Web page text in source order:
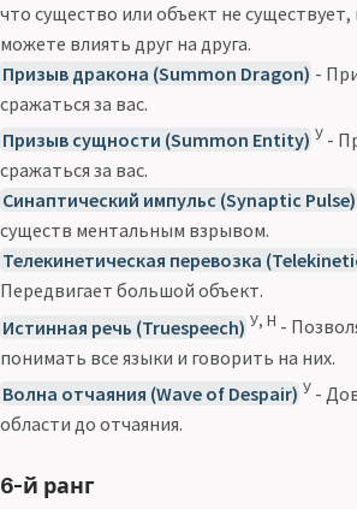
что существо или объект не
можете влиять друг на друга.
Призыв дракона (Summon Dragon) -
сражаться за вас.
Призыв сущности (Summon Entity) У -
сражаться за вас.
Синаптический импульс (Synaptic Pulse)
существ ментальным взрывом.
Телекинетическая перевозка
Передвигает большой объект.
Истинная речь (Truespeech) У, Н -
понимать все языки и говорить на них.
Волна отчаяния (Wave of Despair) У -
области до отчаяния.
6-й ранг